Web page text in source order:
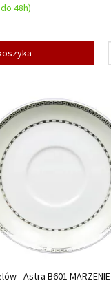
48h)
- Astra B601 MARZENIE